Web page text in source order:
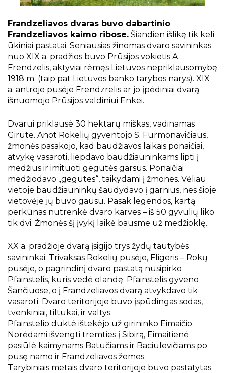
Piligrimų keliai Kauno rajone
Frandzeliavos dvaras buvo dabartinio
Frandzeliavos kaimo ribose. Šiandien išlikę tik keli
ūkiniai pastatai. Seniausias žinomas dvaro savininkas
nuo XIX a. pradžios buvo Prūsijos vokietis A.
Frendzelis, aktyviai rėmęs Lietuvos nepriklausomybę
1918 m. (taip pat Lietuvos banko tarybos narys). XIX
a. antroje pusėje Frendzrelis ar jo įpėdiniai dvarą
išnuomojo Prūsijos valdiniui Enkei.
Dvarui priklausė 30 hektarų miškas, vadinamas
Girute. Anot Rokelių gyventojo S. Furmonavičiaus,
žmonės pasakojo, kad baudžiavos laikais ponaičiai,
atvykę vasaroti, liepdavo baudžiauninkams lipti į
medžius ir imituoti gegutės garsus. Ponaičiai
medžiodavo „gegutes“, taikydami į žmones. Vėliau
vietoje baudžiauninkų šaudydavo į garnius, nes šioje
vietovėje jų buvo gausu. Pasak legendos, kartą
perkūnas nutrenkė dvaro karves – iš 50 gyvulių liko
tik dvi. Žmonės šį įvykį laikė bausme už medžioklę.
XX a. pradžioje dvarą įsigijo trys žydų tautybės
savininkai: Trivaksas Rokelių pusėje, Fligeris – Rokų
pusėje, o pagrindinį dvaro pastatą nusipirko
Pfainstelis, kuris vedė olandę. Pfainstelis gyveno
Šančiuose, o į Frandzeliavos dvarą atvykdavo tik
vasaroti. Dvaro teritorijoje buvo įspūdingas sodas,
tvenkiniai, tiltukai, ir valtys.
Pfainstelio duktė ištekėjo už girininko Eimaičio.
Norėdami išvengti tremties į Sibirą, Eimaitienė
pasiūlė kaimynams Batučiams ir Baciulevičiams po
pusę namo ir Frandzeliavos žemes.
Tarybiniais metais dvaro teritorijoje buvo pastatytas